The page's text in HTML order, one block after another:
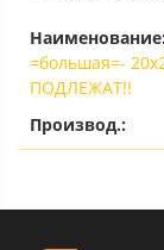
Наименование:
=большая=-
ПОДЛЕЖАТ!!
Производ.: